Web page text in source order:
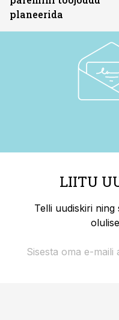
planeerida
LIITU
Telli uudiskiri ning